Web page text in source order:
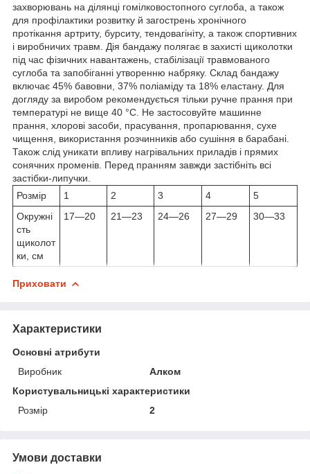
захворювань на ділянці гомілковостопного суглоба, а також
для профілактики розвитку й загострень хронічного
протікання артриту, бурситу, тендовагініту, а також спортивних
і виробничих травм. Дія бандажу полягає в захисті щиколотки
під час фізичних навантажень, стабілізації травмованого
суглоба та запобіганні утворенню набряку. Склад бандажу
включає 45% бавовни, 37% поліаміду та 18% еластану. Для
догляду за виробом рекомендується тільки ручне прання при
температурі не вище 40 °C. Не застосовуйте машинне
прання, хлорові засоби, прасування, пропарювання, сухе
чищення, використання розчинників або сушіння в барабані.
Також слід уникати впливу нагрівальних приладів і прямих
сонячних променів. Перед пранням завжди застібніть всі
застібки-липучки.
Розмір
1 2 3 4
5
Окружні
сть
щиколот
ки, см
17—20 21—23 24—26 27—29 30—33
Приховати
Характеристики
Основні атрибути
Виробник
Алком
Користувальницькі характеристики
Розмір
2
Умови доставки